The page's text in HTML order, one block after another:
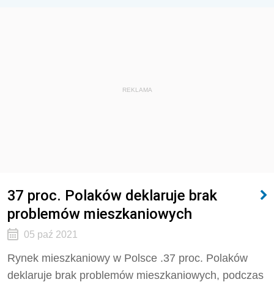
REKLAMA
37 proc. Polaków deklaruje brak
problemów mieszkaniowych
05 paź 2021
Rynek mieszkaniowy w Polsce .37 proc. Polaków
deklaruje brak problemów mieszkaniowych, podczas